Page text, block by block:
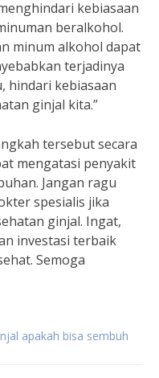
kebiasaan
beralkohol.
minum alkohol dapat
terjadinya
hindari kebiasaan
ginjal kita.”
tersebut secara
mengatasi penyakit
Jangan ragu
spesialis jika
ginjal. Ingat,
investasi terbaik
Semoga
apakah bisa sembuh